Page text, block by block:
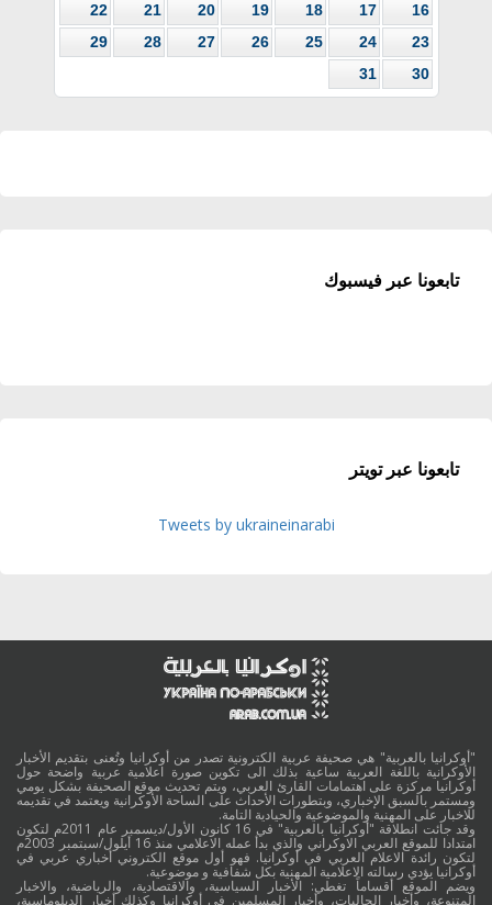
16
17
18
19
20
21
22
23
24
25
26
27
28
29
30
31
تابعونا عبر فيسبوك
تابعونا عبر تويتر
Tweets by ukraineinarabi
"أوكرانيا بالعربية" هي صحيفة عربية الكترونية تصدر من أوكرانيا وتُعنى بتقديم الأخبار
الأوكرانية باللغة العربية ساعية بذلك الى تكوين صورة اعلامية عربية واضحة حول
أوكرانيا مركزة على اهتمامات القارئ العربي، ويتم تحديث موقع الصحيفة بشكل يومي
ومستمر بالسبق الإخباري، وبتطورات الأحداث على الساحة الأوكرانية ويعتمد في تقديمه
للاخبار على المهنية والموضوعية والحيادية التامة.
وقد جائت انطلاقة "أوكرانيا بالعربية" في 16 كانون الأول/ديسمبر عام 2011م لتكون
امتدادا للموقع العربي الاوكراني والذي بدأ عمله الاعلامي منذ 16 أيلول/سبتمبر 2003م
لتكون رائدة الاعلام العربي في أوكرانيا. فهو أول موقع الكتروني أخباري عربي في
أوكرانيا يؤدي رسالته الاعلامية المهنية بكل شفافية و موضوعية.
ويضم الموقع أقساماً تغطي: الأخبار السياسية، والاقتصادية، والرياضية، والاخبار
المتنوعة، وأخبار الجاليات، وأخبار المسلمين في أوكرانيا وكذلك أخبار الدبلوماسية،